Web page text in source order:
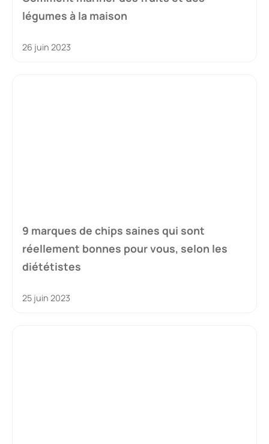
légumes à la maison
26 juin 2023
9 marques de chips saines qui sont
réellement bonnes pour vous, selon les
diététistes
25 juin 2023